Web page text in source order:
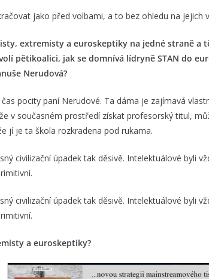
jako před volbami, a to bez ohledu na jejich
extremisty a euroskeptiky na jedné straně a
pětikoalici, jak se domnívá lídryně STAN do
Nerudová?
pocity paní Nerudové. Ta dáma je zajímavá
v současném prostředí získat profesorský titul,
jí je ta škola rozkradena pod rukama.
civilizační úpadek tak děsivě. Intelektuálové byli
civilizační úpadek tak děsivě. Intelektuálové byli
a euroskeptiky?